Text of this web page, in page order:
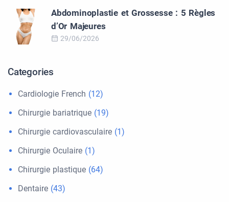
Abdominoplastie et Grossesse : 5 Règles
d’Or Majeures
29/06/2026
Categories
Cardiologie French (12)
Chirurgie bariatrique (19)
Chirurgie cardiovasculaire (1)
Chirurgie Oculaire (1)
Chirurgie plastique (64)
Dentaire (43)